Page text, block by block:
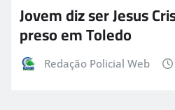
Jovem diz ser Jesus
preso em Toledo
Redação Policial Web